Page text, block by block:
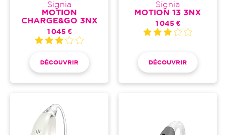
Signia
MOTION
CHARGE&GO 3NX
1 045 €
DÉCOUVRIR
Signia
MOTION 13 3NX
1 045 €
DÉCOUVRIR